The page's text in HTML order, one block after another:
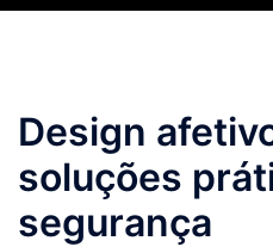
Design
soluções
segurança